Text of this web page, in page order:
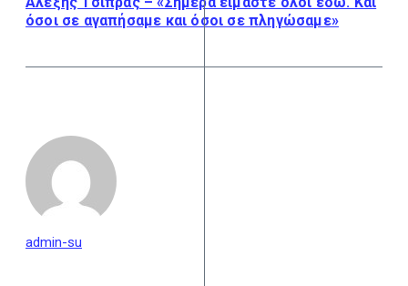
όσοι σε αγαπήσαμε και όσοι σε πληγώσαμε»
admin-su